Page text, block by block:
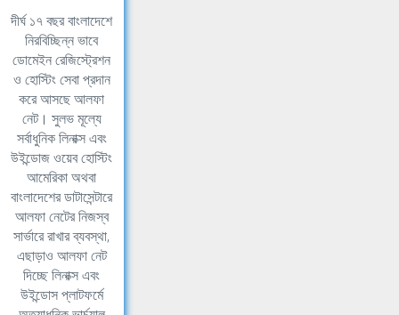
দীর্ঘ ১৭ বছর বাংলাদেশে
নিরবিচ্ছিন্ন ভাবে
ডোমেইন রেজিস্ট্রেশন
ও হোস্টিং সেবা প্রদান
করে আসছে আলফা
নেট। সুলভ মূল্যে
সর্বাধুনিক লিনাক্স এবং
উইন্ডোজ ওয়েব হোস্টিং
আমেরিকা অথবা
বাংলাদেশের ডাটাসেন্টারে
আলফা নেটের নিজস্ব
সার্ভারে রাখার ব্যবস্থা,
এছাড়াও আলফা নেট
দিচ্ছে লিনাক্স এবং
উইন্ডোস প্লাটফর্মে